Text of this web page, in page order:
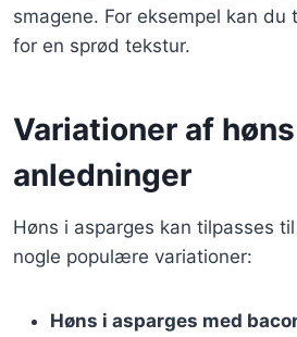
smagene. For eksempel kan
for en sprød tekstur.
Variationer af
anledninger
Høns i asparges kan tilpasses
nogle populære variationer:
Høns i asparges med